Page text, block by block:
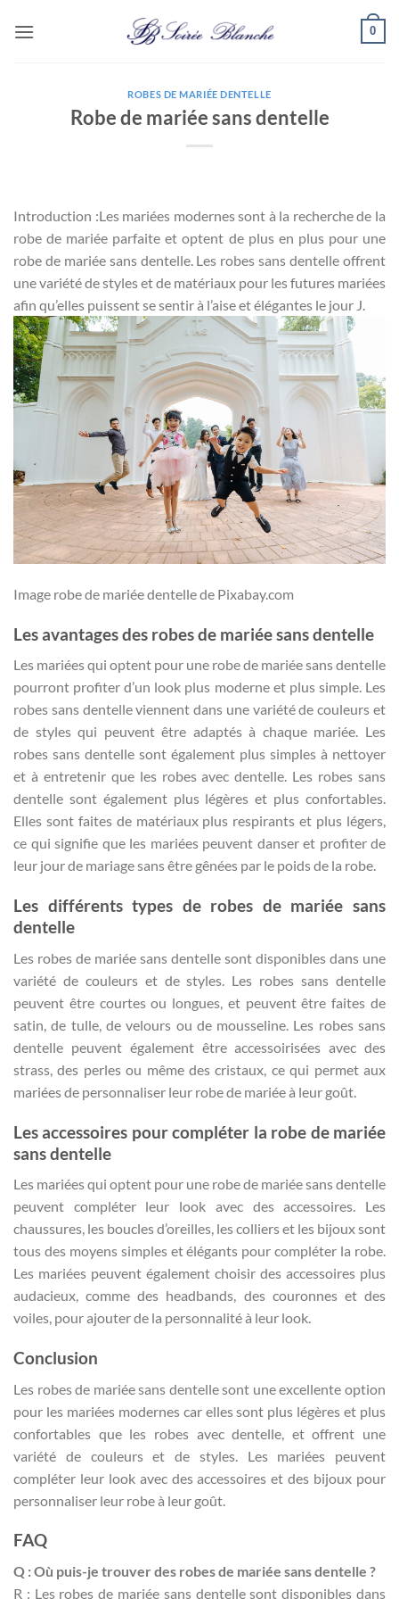
0
ROBES DE MARIÉE DENTELLE
Robe de mariée sans dentelle
Introduction :Les mariées modernes sont à la recherche de la
robe de mariée parfaite et optent de plus en plus pour une
robe de mariée sans dentelle. Les robes sans dentelle offrent
une variété de styles et de matériaux pour les futures mariées
afin qu’elles puissent se sentir à l’aise et élégantes le jour J.
Image robe de mariée dentelle de Pixabay.com
Les avantages des robes de mariée sans dentelle
Les mariées qui optent pour une robe de mariée sans dentelle
pourront profiter d’un look plus moderne et plus simple. Les
robes sans dentelle viennent dans une variété de couleurs et
de styles qui peuvent être adaptés à chaque mariée. Les
robes sans dentelle sont également plus simples à nettoyer
et à entretenir que les robes avec dentelle. Les robes sans
dentelle sont également plus légères et plus confortables.
Elles sont faites de matériaux plus respirants et plus légers,
ce qui signifie que les mariées peuvent danser et profiter de
leur jour de mariage sans être gênées par le poids de la robe.
Les différents types de robes de mariée sans
dentelle
Les robes de mariée sans dentelle sont disponibles dans une
variété de couleurs et de styles. Les robes sans dentelle
peuvent être courtes ou longues, et peuvent être faites de
satin, de tulle, de velours ou de mousseline. Les robes sans
dentelle peuvent également être accessoirisées avec des
strass, des perles ou même des cristaux, ce qui permet aux
mariées de personnaliser leur robe de mariée à leur goût.
Les accessoires pour compléter la robe de mariée
sans dentelle
Les mariées qui optent pour une robe de mariée sans dentelle
peuvent compléter leur look avec des accessoires. Les
chaussures, les boucles d’oreilles, les colliers et les bijoux sont
tous des moyens simples et élégants pour compléter la robe.
Les mariées peuvent également choisir des accessoires plus
audacieux, comme des headbands, des couronnes et des
voiles, pour ajouter de la personnalité à leur look.
Conclusion
Les robes de mariée sans dentelle sont une excellente option
pour les mariées modernes car elles sont plus légères et plus
confortables que les robes avec dentelle, et offrent une
variété de couleurs et de styles. Les mariées peuvent
compléter leur look avec des accessoires et des bijoux pour
personnaliser leur robe à leur goût.
FAQ
Q : Où puis-je trouver des robes de mariée sans dentelle ?
R : Les robes de mariée sans dentelle sont disponibles dans